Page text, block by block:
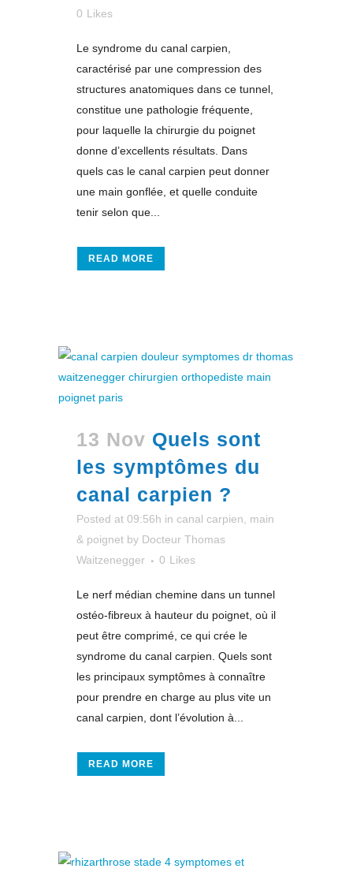
0 Likes
Le syndrome du canal carpien,
caractérisé par une compression des
structures anatomiques dans ce tunnel,
constitue une pathologie fréquente,
pour laquelle la chirurgie du poignet
donne d’excellents résultats. Dans
quels cas le canal carpien peut donner
une main gonflée, et quelle conduite
tenir selon que...
READ MORE
13 Nov Quels sont
les symptômes du
canal carpien ?
Posted at 09:56h in canal carpien
main
& poignet by Docteur Thomas
Waitzenegger
0 Likes
Le nerf médian chemine dans un tunnel
ostéo-fibreux à hauteur du poignet, où il
peut être comprimé, ce qui crée le
syndrome du canal carpien. Quels sont
les principaux symptômes à connaître
pour prendre en charge au plus vite un
canal carpien, dont l’évolution à...
READ MORE